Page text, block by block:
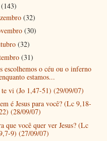
(143)
(32)
(30)
(32)
(31)
escolhemos o céu ou o inferno
estamos...
vi (Jo 1,47-51) (29/09/07)
é Jesus para você? (Lc 9,18-
(28/09/07)
que você quer ver Jesus? (Lc
9) (27/09/07)